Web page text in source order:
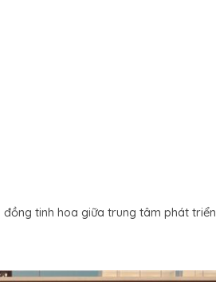
tinh hoa giữa trung tâm phát